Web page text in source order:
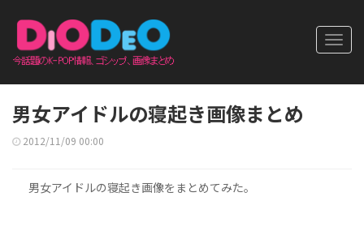
男女アイドルの寝起き画像まとめ
2012/11/09 00:00
男女アイドルの寝起き画像をまとめてみた。